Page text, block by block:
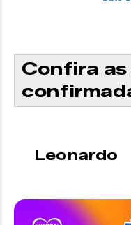
Confira
Leonardo